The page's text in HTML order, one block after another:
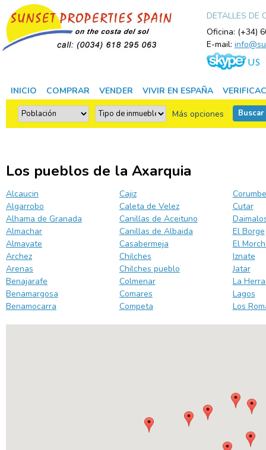
DETALLES DE
Oficina: (+34)
E-mail:
INICIO COMPRAR VENDER VIVIR EN ESPAÑA
Más opciones Buscar
Los pueblos de la Axarquia
Alcaucin
Algarrobo
Alhama de Granada
Almachar
Almayate
Archez
Arenas
Benajarafe
Benamargosa
Benamocarra
Cajiz
Caleta de Velez
Canillas de Aceituno
Canillas de Albaida
Casabermeja
Chilches
Chilches pueblo
Colmenar
Comares
Competa
Cutar
El Borge
El
Iznate
Jatar
La
Lagos
Los